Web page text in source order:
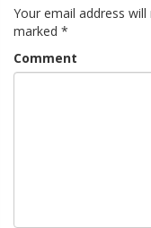
Your email address
marked *
Comment